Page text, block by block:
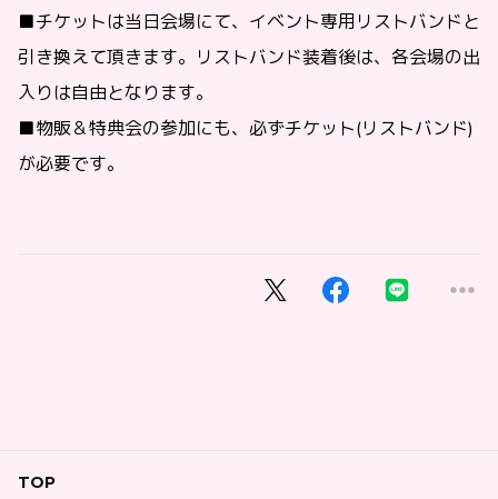
■チケットは当日会場にて、イベント専用リストバンドと
引き換えて頂きます。リストバンド装着後は、各会場の出
入りは自由となります。
■物販＆特典会の参加にも、必ずチケット(リストバンド)
が必要です。
TOP